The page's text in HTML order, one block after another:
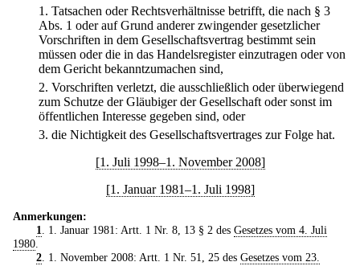
1. Tatsachen oder Rechtsverhältnisse betrifft, die nach § 3
Abs. 1 oder auf Grund anderer zwingender gesetzlicher
Vorschriften in dem Gesellschaftsvertrag bestimmt sein
müssen oder die in das Handelsregister einzutragen oder von
dem Gericht bekanntzumachen sind,
2. Vorschriften verletzt, die ausschließlich oder überwiegend
zum Schutze der Gläubiger der Gesellschaft oder sonst im
öffentlichen Interesse gegeben sind, oder
3. die Nichtigkeit des Gesellschaftsvertrages zur Folge hat.
[1. Juli 1998–1. November 2008]
[1. Januar 1981–1. Juli 1998]
Anmerkungen:
1
. 1. Januar 1981: Artt. 1 Nr. 8, 13 § 2 des Gesetzes vom 4. Juli
1980
2. 1. November 2008: Artt. 1 Nr. 51, 25 des Gesetzes vom 23.